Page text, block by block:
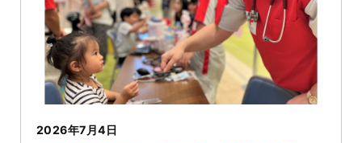
2026年7月4日